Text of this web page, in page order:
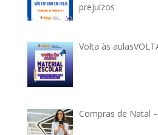
prejuízos
Volta às
Compras de Natal